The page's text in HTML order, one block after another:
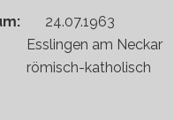
24.07.1963
Esslingen am Neckar
römisch-katholisch